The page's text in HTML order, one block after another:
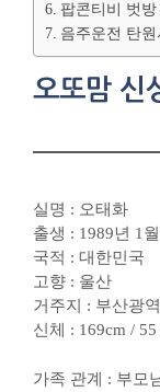
팝콘티비 벗
음주운전 탄
오또맘 신
실명 : 오태화
출생 : 1989년 1
국적 : 대한민국
고향 : 울산
거주지 : 부산광
신체 : 169cm /
가족 관계 : 부모